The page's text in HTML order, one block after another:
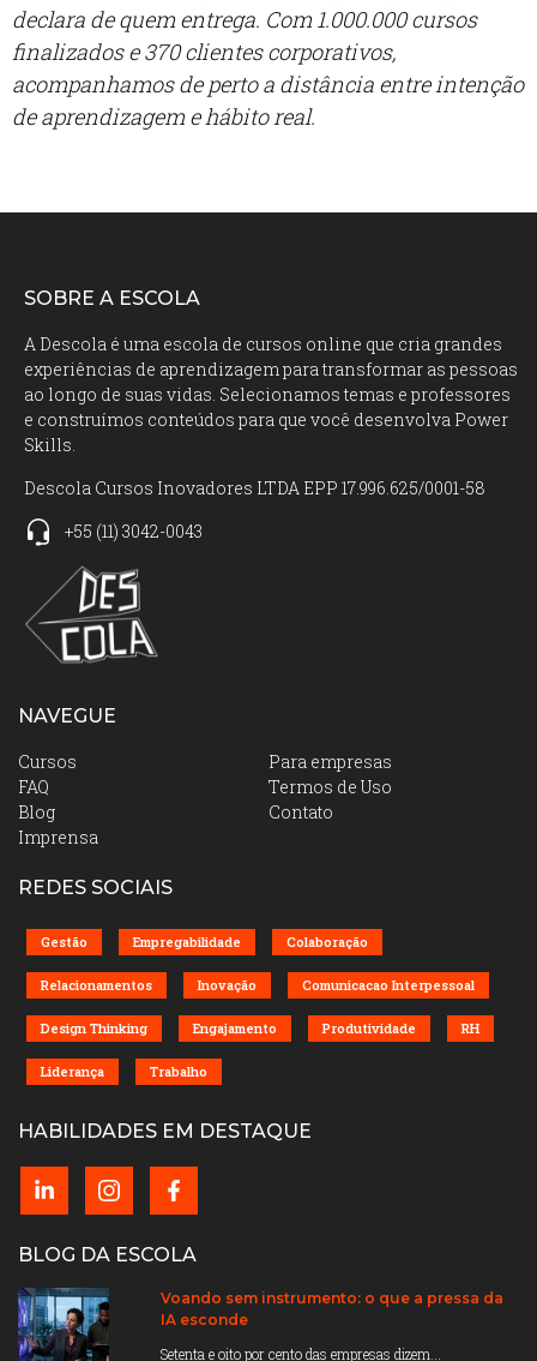
declara de quem entrega. Com 1.000.000 cursos
finalizados e 370 clientes corporativos,
acompanhamos de perto a distância entre intenção
de aprendizagem e hábito real.
SOBRE A ESCOLA
A Descola é uma escola de cursos online que cria grandes
experiências de aprendizagem para transformar as pessoas
ao longo de suas vidas. Selecionamos temas e professores
e construímos conteúdos para que você desenvolva Power
Skills.
Descola Cursos Inovadores LTDA EPP 17.996.625/0001-58
+55 (11) 3042-0043
REDES SOCIAIS
Gestão Empregabilidade Colaboração
Relacionamentos Inovação Comunicacao Interpessoal
Design Thinking Engajamento Produtividade RH
Liderança Trabalho
HABILIDADES EM DESTAQUE
BLOG DA ESCOLA
Voando sem instrumento: o que a pressa da
IA esconde
Setenta e oito por cento das empresas dizem...
NAVEGUE
Cursos
Para empresas
FAQ
Termos de Uso
Blog
Contato
Imprensa